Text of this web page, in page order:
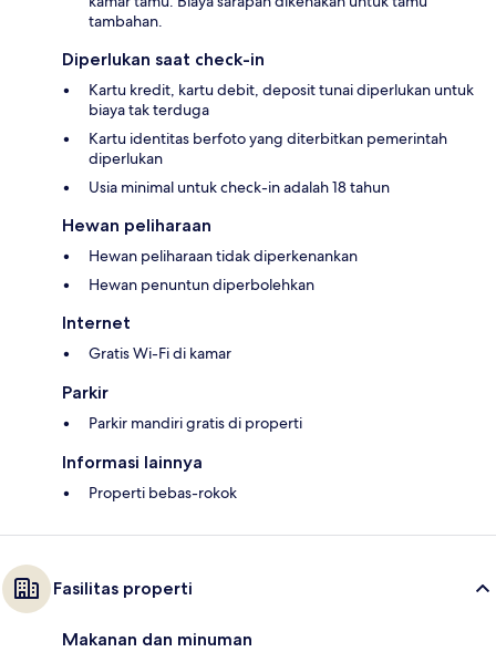
tambahan.
Diperlukan saat check-in
Kartu kredit, kartu debit, deposit tunai diperlukan untuk
biaya tak terduga
Kartu identitas berfoto yang diterbitkan pemerintah
diperlukan
Usia minimal untuk check-in adalah 18 tahun
Hewan peliharaan
Hewan peliharaan tidak diperkenankan
Hewan penuntun diperbolehkan
Internet
Gratis Wi-Fi di kamar
Parkir
Parkir mandiri gratis di properti
Informasi lainnya
Properti bebas-rokok
Fasilitas properti
Makanan dan minuman